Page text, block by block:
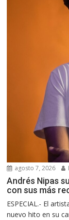
agosto 7, 2026
Andrés Nipas
con sus más
ESPECIAL.- El
nuevo hito en su